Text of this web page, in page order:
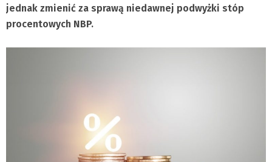
jednak zmienić za sprawą niedawnej podwyżki stóp
procentowych NBP.